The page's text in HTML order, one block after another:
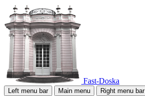
Fast-Doska
Left menu bar Main menu Right menu bar